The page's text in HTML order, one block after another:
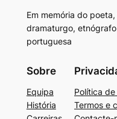
Em memória do
dramaturgo,
portuguesa
Sobre
Equipa
História
Política
Termos e